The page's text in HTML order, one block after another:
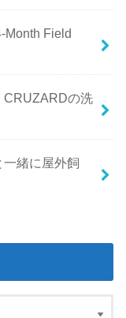
Month Field
CRUZARDの洗
緒に屋外飼